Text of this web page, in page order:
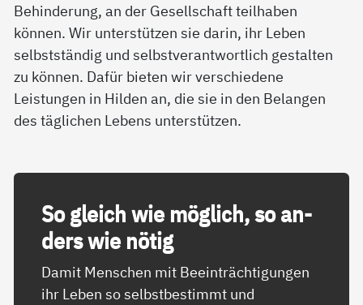
Behinderung, an der Gesellschaft teilhaben
können. Wir unterstützen sie darin, ihr Leben
selbstständig und selbstverantwortlich gestalten
zu können. Dafür bieten wir verschiedene
Leistungen in Hilden an, die sie in den Belangen
des täglichen Lebens unterstützen.
So gleich wie mög­lich, so an­
ders wie nö­t­ig
Damit Menschen mit Beeinträchtigungen
ihr Leben so selbstbestimmt und